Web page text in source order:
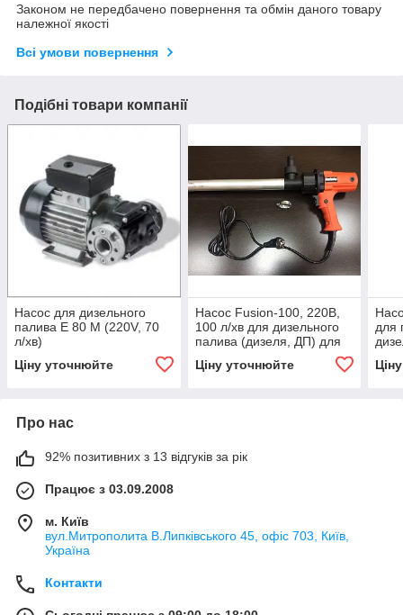
Законом не передбачено повернення та обмін даного товару
належної якості
Всі умови повернення
Подібні товари компанії
Насос для дизельного
палива E 80 M (220V, 70
л/хв)
Ціну уточнюйте
Насос Fusion-100, 220В,
100 л/хв для дизельного
палива (дизеля, ДП) для
Ціну уточнюйте
для
Про нас
92% позитивних з 13 відгуків за рік
Працює з 03.09.2008
м. Київ
вул.Митрополита В.Липківського 45, офіс 703, Київ,
Україна
Контакти